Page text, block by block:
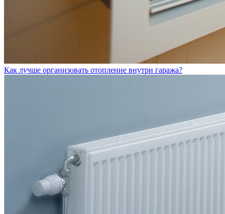
Как лучше организовать отопление внутри гаража?